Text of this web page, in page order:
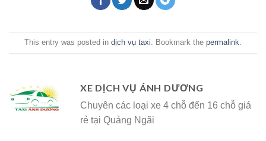
This entry was posted in dịch vụ taxi . Bookmark the permalink
XE DỊCH VỤ ÁNH DƯƠNG
Chuyên các loại xe 4 chỗ đến 16 chỗ giá
rẻ tại Quảng Ngãi